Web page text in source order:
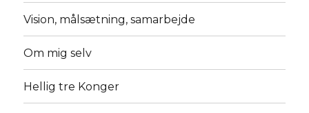
Vision, målsætning, samarbejde
Om mig selv
Hellig tre Konger